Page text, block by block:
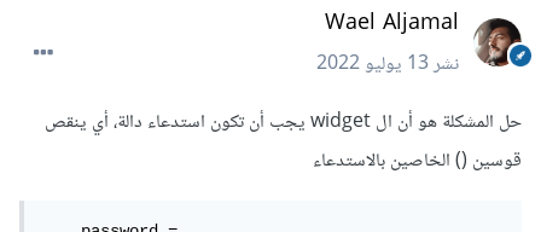
Wael Aljamal
نشر13 يوليو 2022
حل المشكلة هو أن ال widget يجب أن تكون استدعاء دالة، أي ينقص
قوسين () الخاصين بالاستدعاء